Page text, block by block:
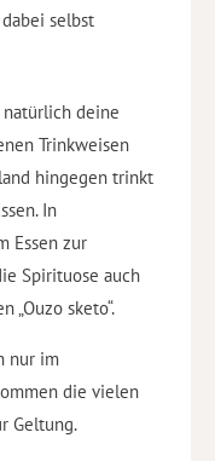
selbst
deine
Trinkweisen
hingegen trinkt
In
Essen zur
Spirituose auch
sketo“.
nur im
die vielen
Geltung.